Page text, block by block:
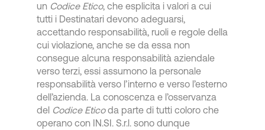
un Codice Etico, che esplicita i valori a cui
tutti i Destinatari devono adeguarsi,
accettando responsabilità, ruoli e regole della
cui violazione, anche se da essa non
consegue alcuna responsabilità aziendale
verso terzi, essi assumono la personale
responsabilità verso l’interno e verso l’esterno
dell’azienda. La conoscenza e l’osservanza
del Codice Eticoda parte di tutti coloro che
operano con IN.SI. S.r.l. sono dunque